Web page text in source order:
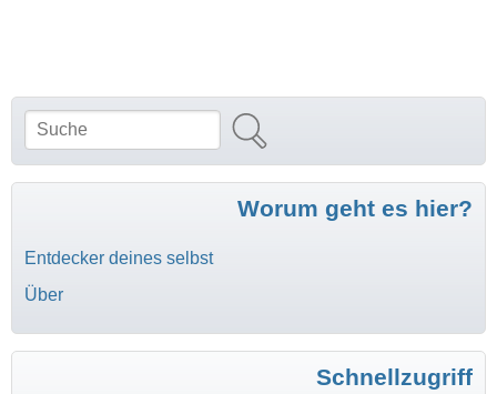
Suchformular
Suche
Worum geht es hier?
Entdecker deines selbst
Über
Schnellzugriff